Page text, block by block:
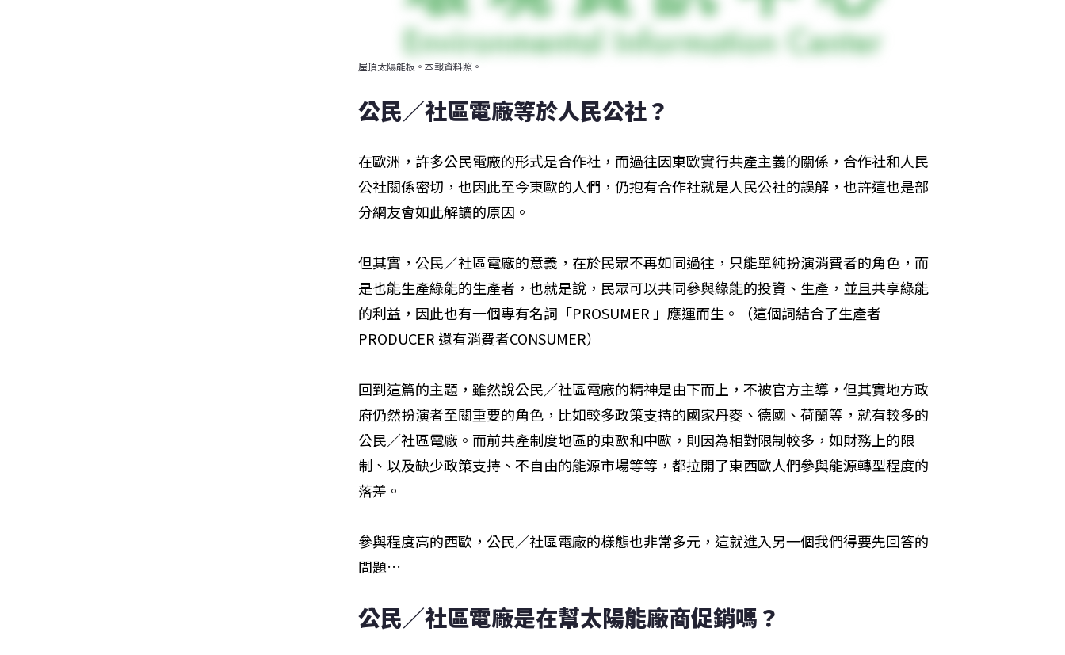
屋頂太陽能板。本報資料照。
公民／社區電廠等於人民公社？
在歐洲，許多公民電廠的形式是合作社，而過往因東歐實行共產主義的關係，合作社和人民
公社關係密切，也因此至今東歐的人們，仍抱有合作社就是人民公社的誤解，也許這也是部
分網友會如此解讀的原因。
但其實，公民／社區電廠的意義，在於民眾不再如同過往，只能單純扮演消費者的角色，而
是也能生產綠能的生產者，也就是說，民眾可以共同參與綠能的投資、生產，並且共享綠能
的利益，因此也有一個專有名詞「PROSUMER 」應運而生。（這個詞結合了生產者
PRODUCER 還有消費者CONSUMER）
回到這篇的主題，雖然說公民／社區電廠的精神是由下而上，不被官方主導，但其實地方政
府仍然扮演者至關重要的角色，比如較多政策支持的國家丹麥、德國、荷蘭等，就有較多的
公民／社區電廠。而前共產制度地區的東歐和中歐，則因為相對限制較多，如財務上的限
制、以及缺少政策支持、不自由的能源市場等等，都拉開了東西歐人們參與能源轉型程度的
落差。
參與程度高的西歐，公民／社區電廠的樣態也非常多元，這就進入另一個我們得要先回答的
問題…
公民／社區電廠是在幫太陽能廠商促銷嗎？